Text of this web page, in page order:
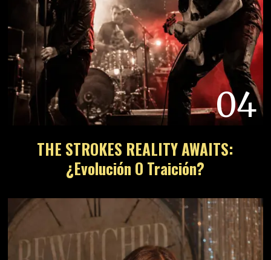
04
THE STROKES REALITY AWAITS:
¿Evolución O Traición?